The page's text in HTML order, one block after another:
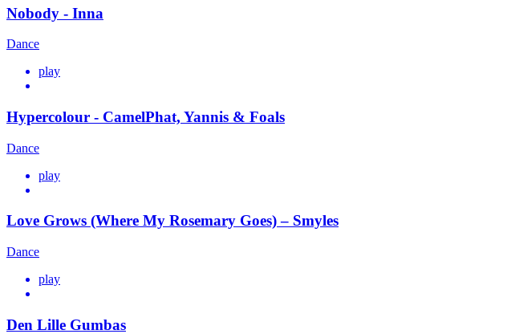
Nobody - Inna
Dance
play
Hypercolour - CamelPhat, Yannis & Foals
Dance
play
Love Grows (Where My Rosemary Goes) – Smyles
Dance
play
Den Lille Gumbas